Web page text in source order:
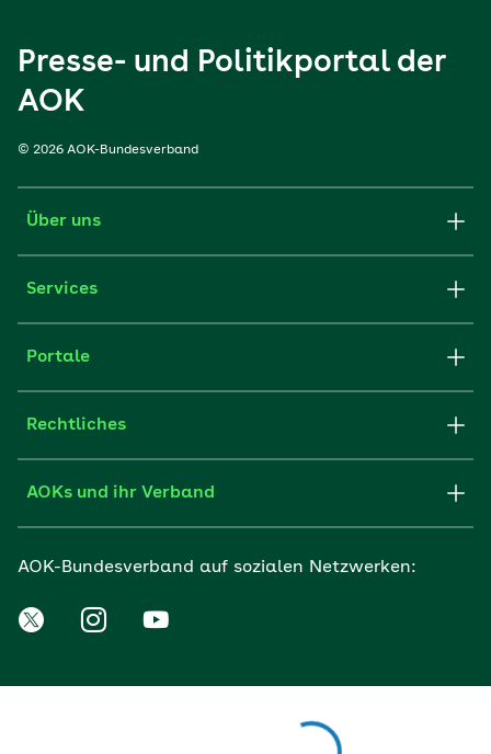
Presse- und Politikportal der
AOK
© 2026 AOK-Bundesverband
Über uns
Services
Portale
Rechtliches
AOKs und ihr Verband
AOK-Bundesverband auf sozialen Netzwerken: